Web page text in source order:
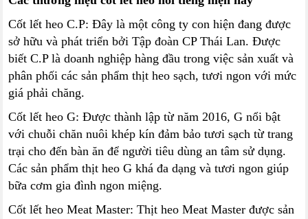
Cốt lết heo C.P: Đây là một công ty con hiện đang được
sở hữu và phát triển bởi Tập đoàn CP Thái Lan. Được
biết C.P là doanh nghiệp hàng đầu trong việc sản xuất và
phân phối các sản phẩm thịt heo sạch, tươi ngon với mức
giá phải chăng.
Cốt lết heo G: Được thành lập từ năm 2016, G nổi bật
với chuỗi chăn nuôi khép kín đảm bảo tươi sạch từ trang
trại cho đến bàn ăn để người tiêu dùng an tâm sử dụng.
Các sản phẩm thịt heo G khá đa dạng và tươi ngon giúp
bữa cơm gia đình ngon miệng.
Cốt lết heo Meat Master: Thịt heo Meat Master được sản